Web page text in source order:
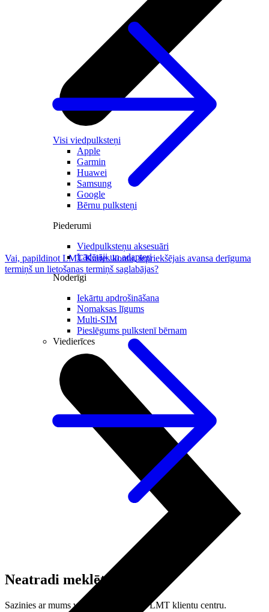
Visi viedpulksteņi
Apple
Garmin
Huawei
Samsung
Google
Bērnu pulksteņi
Piederumi
Viedpulksteņu aksesuāri
Lādētāji un adapteri
Noderīgi
Iekārtu apdrošināšana
Nomaksas līgums
Multi-SIM
Pieslēgums pulkstenī bērnam
Viedierīces
Vai, papildinot LMT Kartes kontu, iepriekšējais avansa derīguma
termiņš un lietošanas termiņš saglabājas?
Neatradi meklēto?
Sazinies ar mums vai apmeklē tuvāko LMT klientu centru.